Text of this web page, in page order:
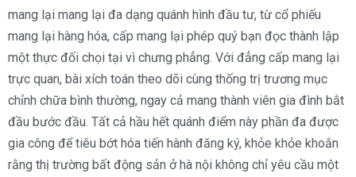
mang lại mang lại đa dạng quánh hình đầu tư, từ cổ phiếu
mang lại hàng hóa, cấp mang lại phép quý bạn đọc thành lập
một thực đối chọi tại vì chưng phẳng. Với đẳng cấp mang lại
trực quan, bài xích toán theo dõi cùng thống trị trương mục
chỉnh chữa bình thường, ngay cả mang thành viên gia đình bắt
đầu bước đầu. Tất cả hầu hết quánh điểm này phần đa được
gia công để tiêu bớt hóa tiến hành đăng ký, khỏe khỏe khoắn
rằng thị trường bất động sản ở hà nội không chỉ yêu cầu một